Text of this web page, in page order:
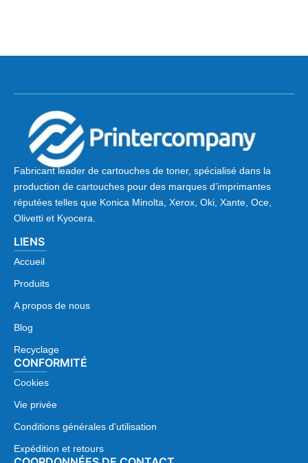
Fabricant leader de cartouches de toner, spécialisé dans la
production de cartouches pour des marques d’imprimantes
réputées telles que Konica Minolta, Xerox, Oki, Xante, Oce,
Olivetti et Kyocera.
LIENS
Accueil
Produits
A propos de nous
Blog
Recyclage
CONFORMITÉ
Cookies
Vie privée
Conditions générales d'utilisation
Expédition et retours